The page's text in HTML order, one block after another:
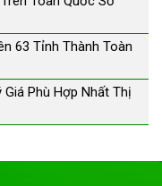
63 Tỉnh Thành Toàn
Phù Hợp Nhất Thị